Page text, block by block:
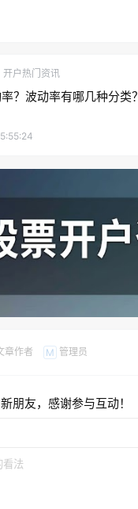
开户热门资讯
？波动率有哪几种分类？
章作者 M 管理员
朋友，感谢参与互动！